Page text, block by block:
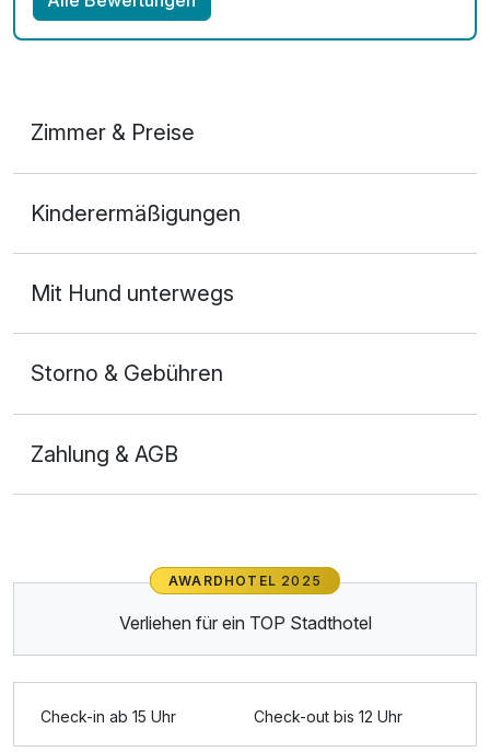
Zimmer & Preise
2 Erwachsene
Zusatznächte
2 Erwachsene und 1 Kind
Ausstattung
Kinderermäßigungen
Mit Hund unterwegs
Storno & Gebühren
Zahlung & AGB
AWARDHOTEL 2025
Verliehen für ein TOP Stadthotel
Check-in ab 15 Uhr Check-out bis 12 Uhr